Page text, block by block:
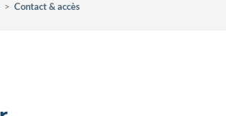
> Contact & accès